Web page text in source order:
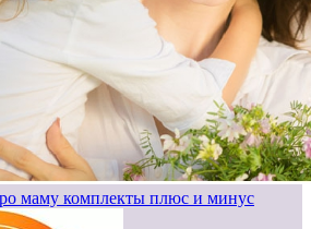
маму комплекты плюс и минус